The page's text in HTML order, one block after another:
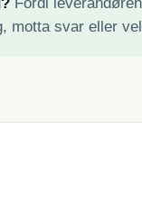
motta svar eller